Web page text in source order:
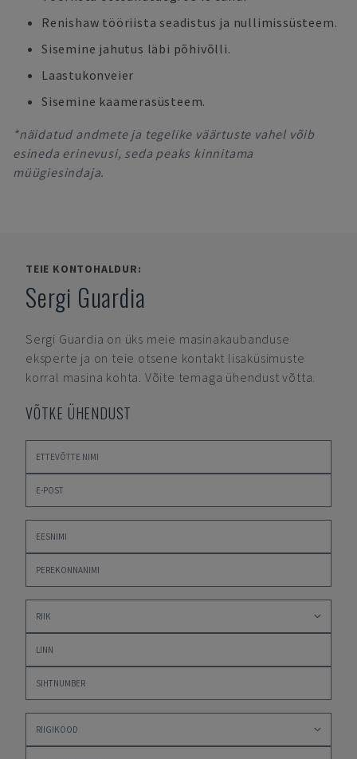
Renishaw tööriista seadistus ja nullimissüsteem.
Sisemine jahutus läbi põhivõlli.
Laastukonveier
Sisemine kaamerasüsteem.
*näidatud andmete ja tegelike väärtuste vahel võib
esineda erinevusi, seda peaks kinnitama
müügiesindaja.
TEIE KONTOHALDUR:
Sergi Guardia
Sergi Guardia on üks meie masinakaubanduse
eksperte ja on teie otsene kontakt lisaküsimuste
korral masina kohta. Võite temaga ühendust võtta.
VÕTKE ÜHENDUST